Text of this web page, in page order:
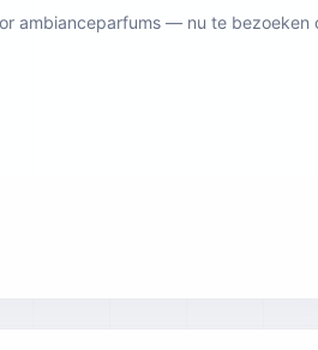
ambianceparfums — nu te bezoeken